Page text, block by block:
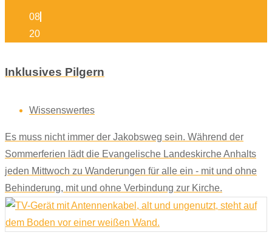
08
20
Inklusives Pilgern
Wissenswertes
Es muss nicht immer der Jakobsweg sein. Während der
Sommerferien lädt die Evangelische Landeskirche Anhalts
jeden Mittwoch zu Wanderungen für alle ein - mit und ohne
Behinderung, mit und ohne Verbindung zur Kirche.